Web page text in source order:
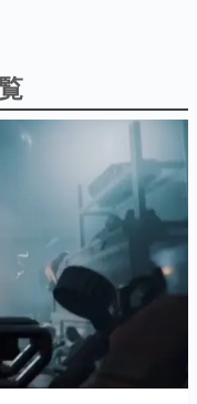
ーに与えた影響を探る企
る主要なトピック・タイト
インタビューや識者による
望できる決定版！
エイターの青春〜
知られるマンガ家・田中圭
マンガです。
ムの魅力を画面や操作の
く、硬派で骨太な評論連載